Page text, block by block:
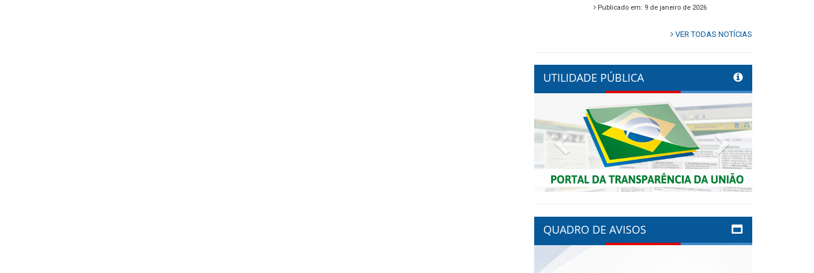
Publicado em: 9 de janeiro de 2026
VER TODAS NOTÍCIAS
UTILIDADE PÚBLICA
Previous Next
QUADRO DE AVISOS